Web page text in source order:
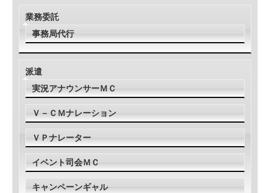
業務委託
事務局代行
派遣
実況アナウンサーＭＣ
Ｖ－ＣＭナレーション
ＶＰナレーター
イベント司会ＭＣ
キャンペーンギャル